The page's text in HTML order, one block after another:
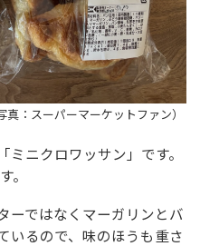
真：スーパーマーケットファン）
ニクロワッサン」です。
。
ーではなくマーガリンとバ
いるので、味のほうも重さ